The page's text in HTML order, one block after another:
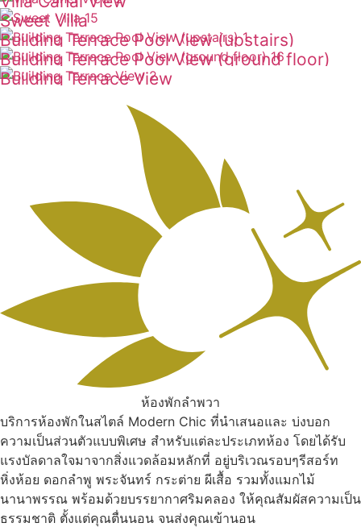
ดูเพิ่มเติม
ดูเพิ่มเติม
Sweet Villa
ดูเพิ่มเติม
Building Terrace Pool View (upstairs)
ดูเพิ่มเติม
Building Terrace Pool View (ground floor)
ดูเพิ่มเติม
Building Terrace View
ห้องพักลำพวา
บริการห้องพักในสไตล์ Modern Chic ที่นำเสนอและ บ่งบอก
ความเป็นส่วนตัวแบบพิเศษ สำหรับแต่ละประเภทห้อง โดยได้รับ
แรงบัลดาลใจมาจากสิ่งแวดล้อมหลักที่ อยู่บริเวณรอบๆรีสอร์ท
หิ่งห้อย ดอกลำพู พระจันทร์ กระต่าย ผีเสื้อ รวมทั้งแมกไม้
นานาพรรณ พร้อมด้วยบรรยากาศริมคลอง ให้คุณสัมผัสความเป็น
ธรรมชาติ ตั้งแต่คุณตื่นนอน จนส่งคุณเข้านอน